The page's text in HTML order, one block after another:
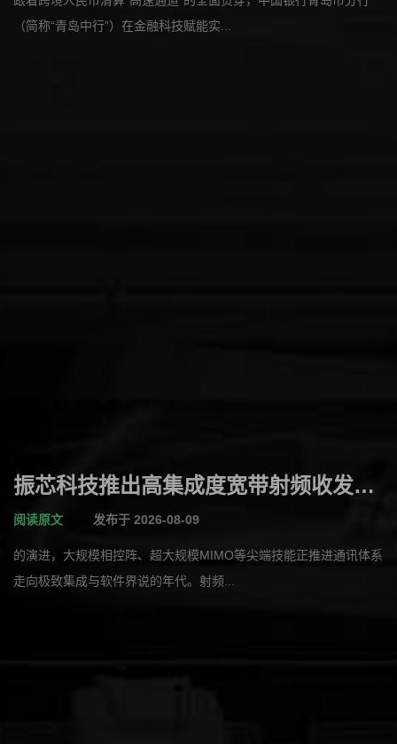
（简称“青岛中行”）在金融科技赋能实...
振芯科技推出高集成度宽带射频收发器
GM4026N
阅读原文 发布于 2026-08-09
的演进，大规模相控阵、超大规模MIMO等尖端技能正推进通讯体系
走向极致集成与软件界说的年代。射频...